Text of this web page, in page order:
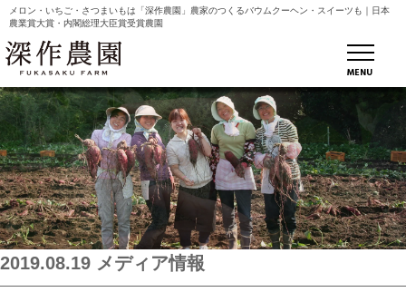
メロン・いちご・さつまいもは「深作農園」農家のつくるバウムクーヘン・スイーツも｜日本
農業賞大賞・内閣総理大臣賞受賞農園
MENU
2019.08.19 メディア情報